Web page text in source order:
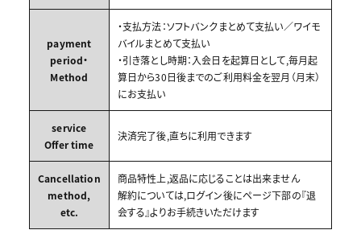
payment
period・
Method
・支払方法：ソフトバンクまとめて支払い／ワイモ
バイルまとめて支払い
・引き落とし時期：入会日を起算日として,毎月起
算日から30日後までのご利用料金を翌月（月末）
にお支払い
service
Offer time
決済完了後,直ちに利用できます
Cancellation
method,
etc.
商品特性上,返品に応じることは出来ません
解約については,ログイン後にページ下部の『退
会する』よりお手続きいただけます